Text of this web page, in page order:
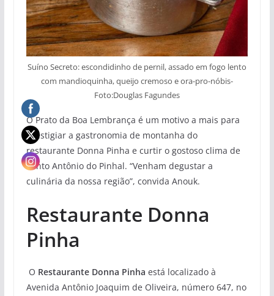
Suíno Secreto: escondidinho de pernil, assado em fogo lento
com mandioquinha, queijo cremoso e ora-pro-nóbis-
Foto:Douglas Fagundes
O Prato da Boa Lembrança é um motivo a mais para
prestigiar a gastronomia de montanha do
restaurante Donna Pinha e curtir o gostoso clima de
Santo Antônio do Pinhal. “Venham degustar a
culinária da nossa região”, convida Anouk.
Restaurante Donna
Pinha
O Restaurante Donna Pinha está localizado à
Avenida Antônio Joaquim de Oliveira, número 647, no